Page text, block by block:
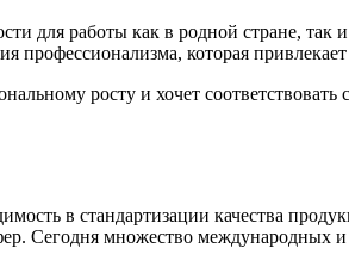
для работы как в родной стране, так
профессионализма, которая
росту и хочет
в стандартизации качества
Сегодня множество международных